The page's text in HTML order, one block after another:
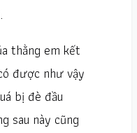
thằng em kết
được như vậy
bị đè đầu
sau này cũng